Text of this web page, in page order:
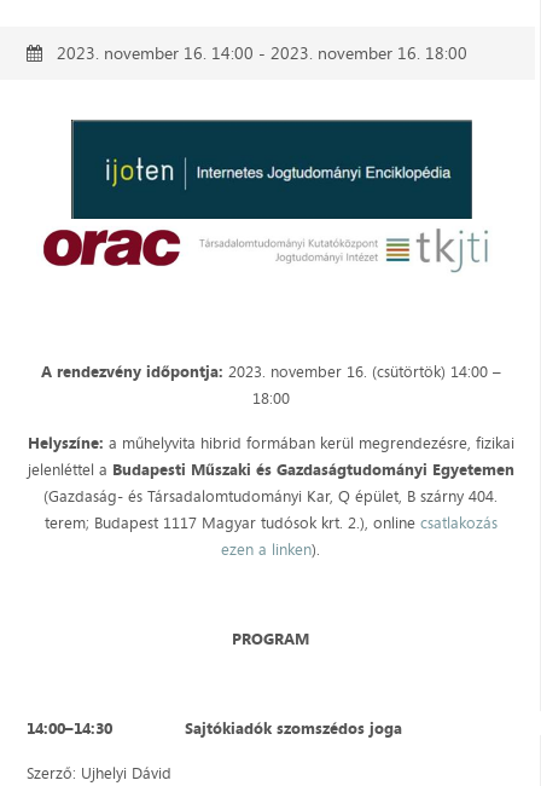
2023. november 16. 14:00 - 2023. november 16. 18:00
A rendezvény időpontja: 2023. november 16. (csütörtök) 14:00 –
18:00
Helyszíne: a műhelyvita hibrid formában kerül megrendezésre, fizikai
jelenléttel a Budapesti Műszaki és Gazdaságtudományi Egyetemen
(Gazdaság- és Társadalomtudományi Kar, Q épület, B szárny 404.
terem; Budapest 1117 Magyar tudósok krt. 2.), online csatlakozás
ezen a linken).
PROGRAM
14:00–14:30 Sajtókiadókszomszédos joga
Szerző: Ujhelyi Dávid